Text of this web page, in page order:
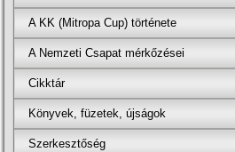
A KK (Mitropa Cup) története
A Nemzeti Csapat mérkőzései
Cikktár
Könyvek, füzetek, újságok
Szerkesztőség